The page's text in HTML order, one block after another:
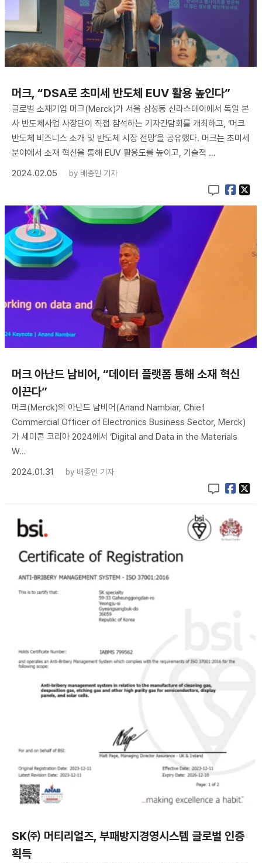
머크, “DSA로 초미세 반도체 EUV 활용 높인다”
글로벌 소재기업 머크(Merck)가 서울 삼성동 신라스테이에서 독일 본
사 반도체사업 사장단이 직접 참석하는 기자간담회를 개최하고, ‘머크
반도체 비즈니스 소개 및 반도체 시장 전망’을 공유했다. 머크는 초미세
분야에서 소재 혁신을 통해 EUV 활용도를 높이고, 기술적 …
2024.02.05
by 배종인 기자
머크 아난드 남비어, “데이터 플랫폼 통해 소재 혁신
이끈다”
머크(Merck)의 아난드 남비어(Anand Nambiar, Chief
Commercial Officer of Electronics Business Sector, Merck)
가 세미콘 코리아 2024에서 ‘Digital and Data in the Materials
W…
2024.01.31
by 배종인 기자
SK㈜ 머티리얼즈, 부패방지경영시스템 글로벌 인증
획득